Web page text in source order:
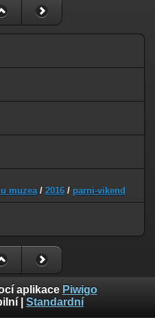
muzea / 2016 / parni-vikend
aplikace Piwigo
Standardní